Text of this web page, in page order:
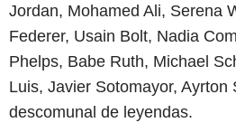
Jordan, Mohamed Ali, Serena
Federer, Usain Bolt, Nadia
Phelps, Babe Ruth, Michael
Luis, Javier Sotomayor, Ayrton
descomunal de leyendas.